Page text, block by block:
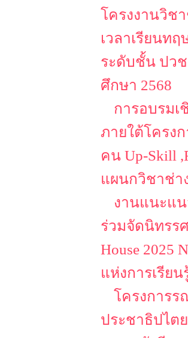
โครงงานวิช
เวลาเรียนท
ระดับชั้น ปว
ศึกษา 2568
การอบรม
ภายใต้โครง
คน Up-Skill
แผนกวิชาช่า
งานแนะแ
ร่วมจัดนิทรร
House 2025
แห่งการเรีย
โครงการร
ประชาธิปไต